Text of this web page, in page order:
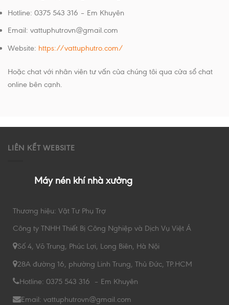
Hotline: 0375 543 316 – Em Khuyên
Email: vattuphutrovn@gmail.com
Website: https://vattuphutro.com/
Hoặc chat với nhân viên tư vấn của chúng tôi qua cửa sổ chat
online bên cạnh.
LIÊN KẾT WEBSITE
Máy nén khí nhà xưởng
Thương hiệu: Vật Tư Phụ Trợ
Công ty TNHH Thiết Bị Công Nghiệp và Dịch Vụ Việt Á
Số 4, Võ Trung, Phúc Lợi, Long Biên, Hà Nội
28A đường 16, phường Linh Trung, Thủ Đức, TP.HCM
Hotline: 0375 543 316 – Em Khuyên
Email: vattuphutrovn@gmail.com